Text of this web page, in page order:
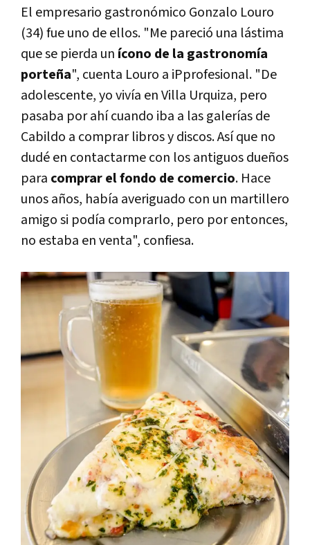
El empresario gastronómico Gonzalo Louro
(34) fue uno de ellos. "Me pareció una lástima
que se pierda un ícono de la gastronomía
porteña", cuenta Louro a iPprofesional. "De
adolescente, yo vivía en Villa Urquiza, pero
pasaba por ahí cuando iba a las galerías de
Cabildo a comprar libros y discos. Así que no
dudé en contactarme con los antiguos dueños
para comprar el fondo de comercio. Hace
unos años, había averiguado con un martillero
amigo si podía comprarlo, pero por entonces,
no estaba en venta", confiesa.